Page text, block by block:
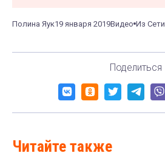
Полина Яук19 января 2019Видео Из Сети
Поделиться
Читайте также